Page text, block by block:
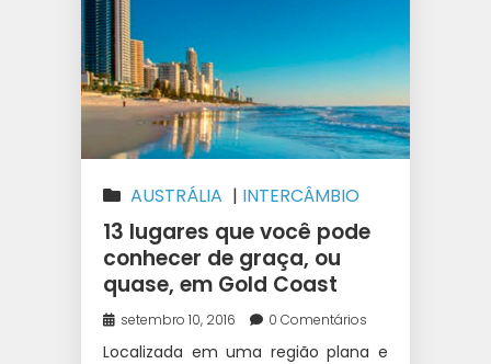
AUSTRÁLIA | INTERCÂMBIO
13 lugares que você pode
conhecer de graça, ou
quase, em Gold Coast
setembro 10, 2016 0 Comentários
Localizada em uma região plana e